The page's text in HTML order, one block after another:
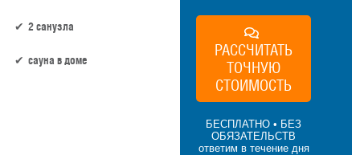
2 санузла
сауна в доме
РАССЧИТАТЬ
ТОЧНУЮ
СТОИМОСТЬ
БЕСПЛАТНО • БЕЗ
ОБЯЗАТЕЛЬСТВ
ответим в течение дня